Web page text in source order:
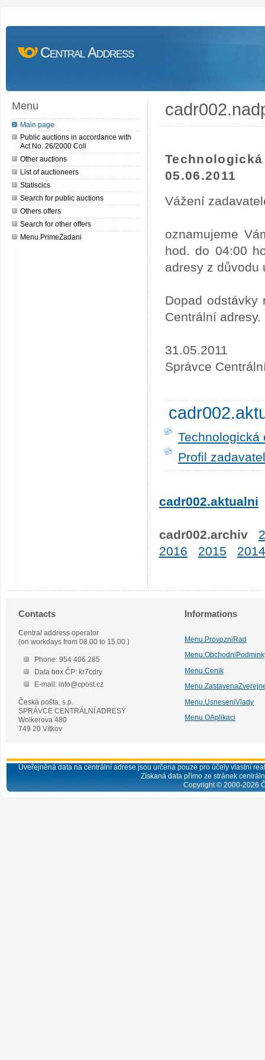
Central Address
Menu
Main page
Public auctions in accordance with
Act No. 26/2000 Coll
Other auctions
List of auctioneers
Statiscics
Search for public auctions
Others offers
Search for other offers
Menu.PrimeZadani
05.06.2011
Vážení
oznamujeme
hod. do 04:00
adresy z důvodu
Dopad odstávky
Centrální adresy.
31.05.2011
Správce
Technologická
Profil
cadr002.aktualni
cadr002.archiv
2016
2015 2014
Contacts
Central address operator
(on workdays from 08.00 to 15.00.)
Phone: 954 406 285
Data box ČP: kr7cdry
E-mail: info@cpost.cz
Česká pošta, s.p.
SPRÁVCE CENTRÁLNÍ ADRESY
Wolkerova 480
749 20 Vítkov
Informations
Menu.ProvozniRad
Menu.Cenik
Menu.UsneseniVlady
Menu.OAplikaci
Uveřejněná data na centrální adrese jsou určena pouze pro účely vlastní
Získaná data přímo ze stránek
Copyright © 2000-2026